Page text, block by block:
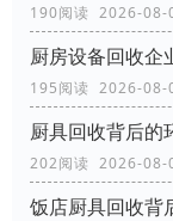
190阅读 2026-08-
195阅读 2026-08-
厨具回收背后的
202阅读 2026-08-
饭店厨具回收背